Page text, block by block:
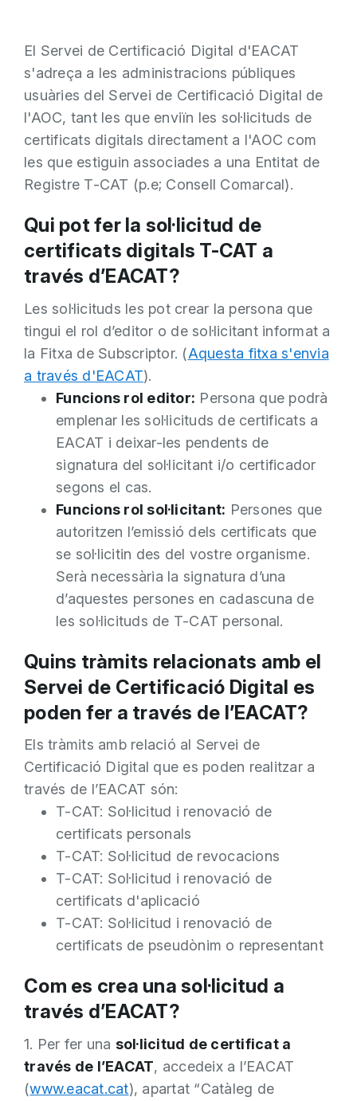
El Servei de Certificació Digital d'EACAT
s'adreça a les administracions públiques
usuàries del Servei de Certificació Digital de
l'AOC, tant les que enviïn les sol·licituds de
certificats digitals directament a l'AOC com
les que estiguin associades a una Entitat de
Registre T-CAT (p.e; Consell Comarcal).
Qui pot fer la sol·licitud de
certificats digitals T-CAT a
través d’EACAT?
Les sol·licituds les pot crear la persona que
tingui el rol d’editor o de sol·licitant informat a
la Fitxa de Subscriptor. (Aquesta fitxa s'envia
a través d'EACAT).
Funcions rol editor: Persona que podrà
emplenar les sol·licituds de certificats a
EACAT i deixar-les pendents de
signatura del sol·licitant i/o certificador
segons el cas.
Funcions rol sol·licitant: Persones que
autoritzen l’emissió dels certificats que
se sol·licitin des del vostre organisme.
Serà necessària la signatura d’una
d’aquestes persones en cadascuna de
les sol·licituds de T-CAT personal.
Quins tràmits relacionats amb el
Servei de Certificació Digital es
poden fer a través de l’EACAT?
Els tràmits amb relació al Servei de
Certificació Digital que es poden realitzar a
través de l’EACAT són:
T-CAT: Sol·licitud i renovació de
certificats personals
T-CAT: Sol·licitud de revocacions
T-CAT: Sol·licitud i renovació de
certificats d'aplicació
T-CAT: Sol·licitud i renovació de
certificats de pseudònim o representant
Com es crea una sol·licitud a
través d’EACAT?
1. Per fer una sol·licitud de certificat a
través de l’EACAT, accedeix a l’EACAT
(www.eacat.cat), apartat “Catàleg de